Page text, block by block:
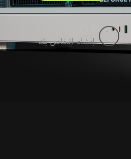
إنشاء الخاص بك